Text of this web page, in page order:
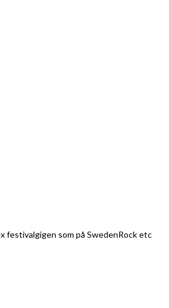
festivalgigen som på SwedenRock etc